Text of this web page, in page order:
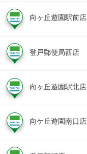
向ヶ丘遊園駅前店
登戸郵便局西店
向ヶ丘遊園駅北店
向ケ丘遊園南口店